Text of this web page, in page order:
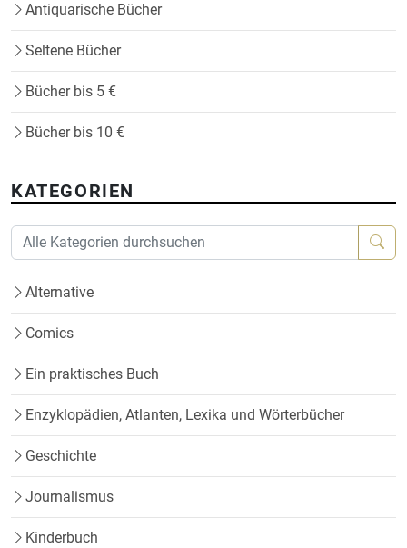
Antiquarische Bücher
Seltene Bücher
Bücher bis 5 €
Bücher bis 10 €
KATEGORIEN
Alternative
Comics
Ein praktisches Buch
Enzyklopädien, Atlanten, Lexika und Wörterbücher
Geschichte
Journalismus
Kinderbuch